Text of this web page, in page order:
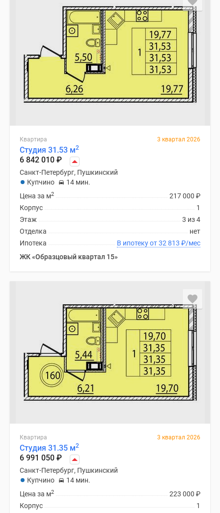
Квартира 3 квартал 2026
Студия 31.53 м2
6 842 010 ₽
Санкт-Петербург, Пушкинский
Купчино
14 мин.
217 000 ₽
Цена за м2
1
Корпус
3 из 4
Этаж
нет
Отделка
В ипотеку от 32 813 ₽/мес
Ипотека
ЖК «Образцовый квартал 15»
Квартира 3 квартал 2026
Студия 31.35 м2
6 991 050 ₽
Санкт-Петербург, Пушкинский
Купчино
14 мин.
223 000 ₽
Цена за м2
1
Корпус